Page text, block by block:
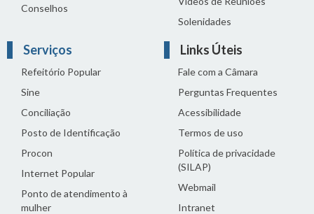
Conselhos
Solenidades
Serviços
Refeitório Popular
Sine
Conciliação
Posto de Identificação
Procon
Internet Popular
Ponto de atendimento à
mulher
Links Úteis
Fale com a Câmara
Perguntas Frequentes
Acessibilidade
Termos de uso
Política de privacidade
(SILAP)
Webmail
Intranet